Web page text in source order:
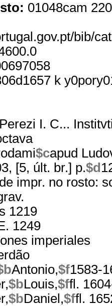
01048cam
bib/
k
I. C...
$capud
[5, últ. br.] p.$d
impr. no rosto:
1219
1249
imperiales
Antonio,$f1583-
$bLouis,$ffl.
$bDaniel,$ffl.